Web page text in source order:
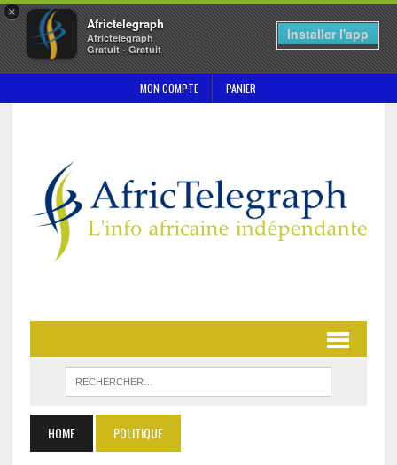
×
Africtelegraph
Africtelegraph
Gratuit - Gratuit
Installer l'app
MON COMPTE PANIER
HOME POLITIQUE